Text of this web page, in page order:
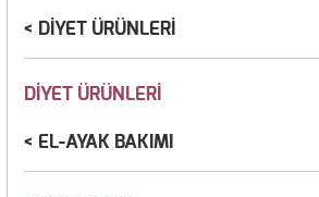
DİYET ÜRÜNLERİ
DİYET ÜRÜNLERİ
EL-AYAK BAKIMI